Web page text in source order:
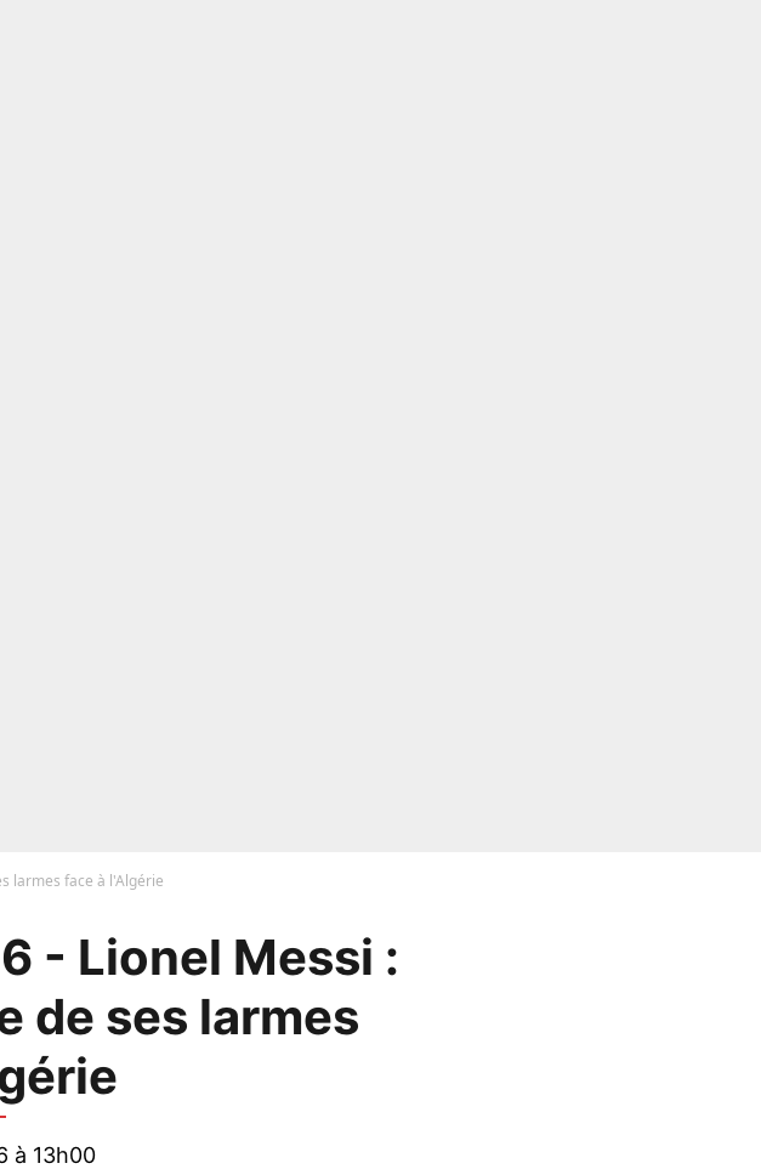
larmes face à l'Algérie
- Lionel Messi :
de ses larmes
à 13h00